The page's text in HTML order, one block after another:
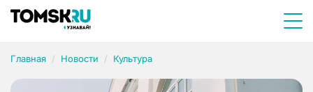
Главная Новости Культура